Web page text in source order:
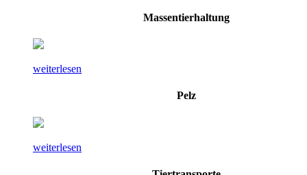
Massentierhaltung
weiterlesen
Pelz
weiterlesen